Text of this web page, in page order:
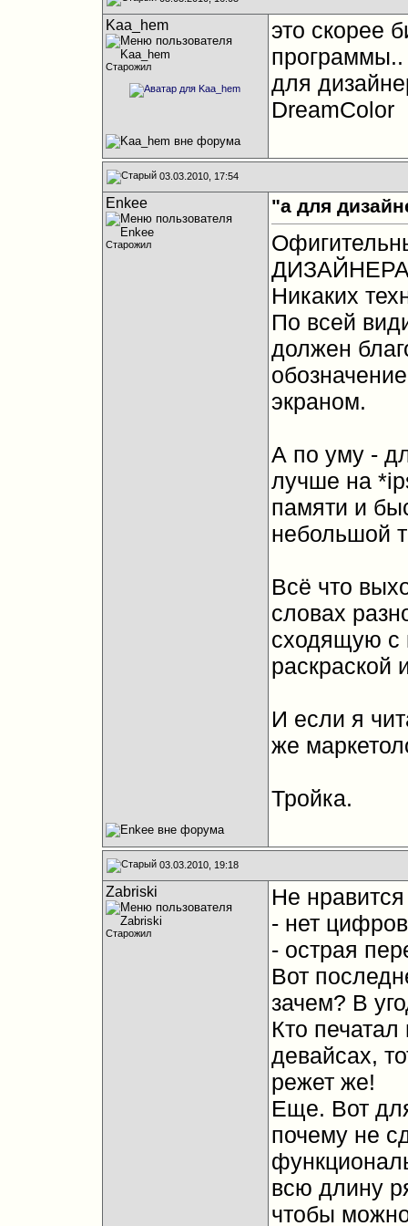
Kaa_hem
Старожил
это скорее
программы..
для
DreamColor
03.03.2010, 17:54
Enkee
Старожил
"а для
ДИЗАЙНЕРА,
Никаких
По всей
должен
экраном.
А по уму -
лучше на
памяти и
небольшой
Всё что
словах
сходящую с
раскраской
И если я
же
Тройка.
03.03.2010, 19:18
Zabriski
Старожил
Не
- нет
- острая
Вот
зачем? В
Кто
девайсах,
режет же!
Еще. Вот
почему не
всю длину
чтобы